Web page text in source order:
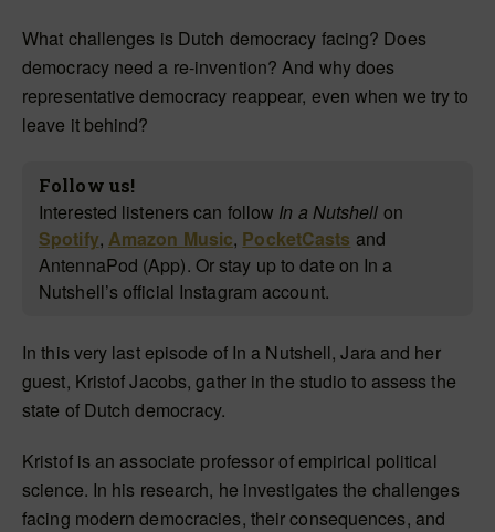
What challenges is Dutch democracy facing? Does
democracy need a re-invention? And why does
representative democracy reappear, even when we try to
leave it behind?
Follow us!
Interested listeners can follow In a Nutshell on
Spotify, Amazon Music, PocketCasts and
AntennaPod (App). Or stay up to date on In a
Nutshell’s official Instagram account.
In this very last episode of In a Nutshell, Jara and her
guest, Kristof Jacobs, gather in the studio to assess the
state of Dutch democracy.
Kristof is an associate professor of empirical political
science. In his research, he investigates the challenges
facing modern democracies, their consequences, and